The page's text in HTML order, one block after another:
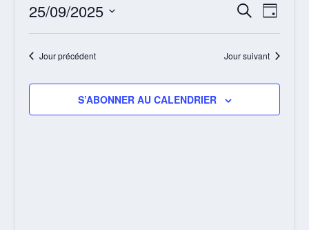
2025
ET
VUES
RECHERCHE
JOUR
25/09/2025
date.Jour précédent Jour suivant
S’ABONNER AU CALENDRIER